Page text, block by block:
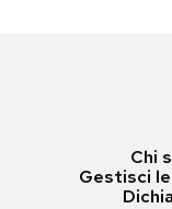
Chi
Gestisci